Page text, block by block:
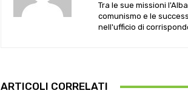
Tra le sue missioni
comunismo e le
nell'ufficio di
ARTICOLI CORRELATI